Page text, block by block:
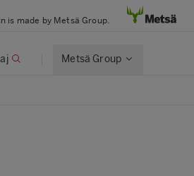
is made by Metsä Group.
Metsä Group